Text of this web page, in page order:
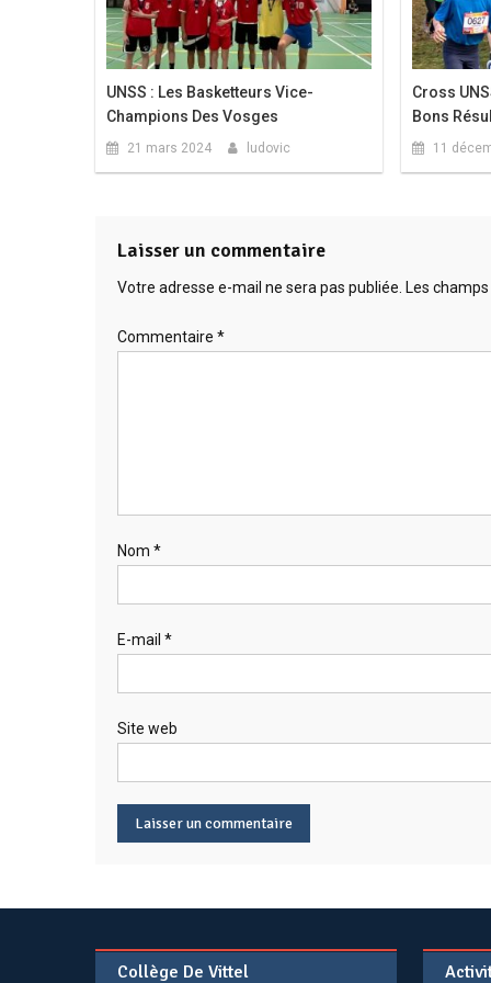
UNSS : Les Basketteurs Vice-
Champions Des Vosges
21 mars 2024 ludovic
Cross
Bons
11
Laisser un commentaire
Votre adresse e-mail ne sera pas publiée. Les
Commentaire *
Nom *
E-mail *
Site web
Collège De Vittel